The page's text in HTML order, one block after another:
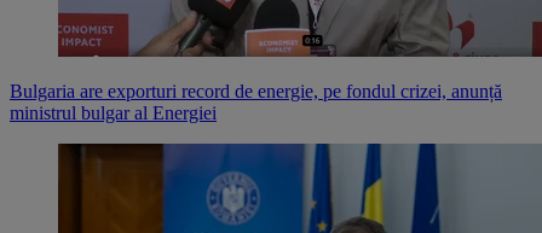
Bulgaria are exporturi record de energie, pe fondul crizei, anunță
ministrul bulgar al Energiei